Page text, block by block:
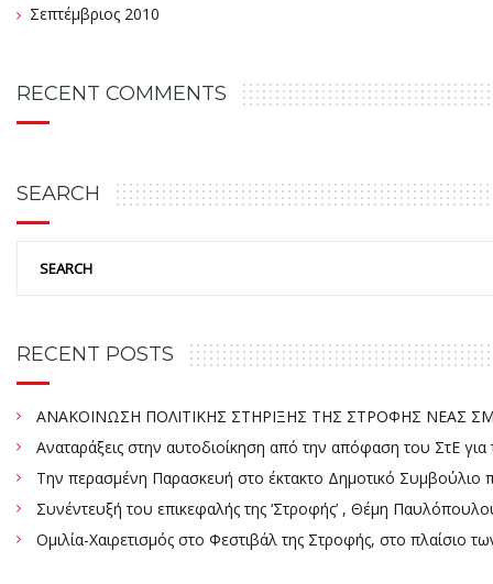
Σεπτέμβριος 2010
RECENT COMMENTS
SEARCH
RECENT POSTS
ΑΝΑΚΟΙΝΩΣΗ ΠΟΛΙΤΙΚΗΣ ΣΤΗΡΙΞΗΣ ΤΗΣ ΣΤΡΟΦΗΣ ΝΕΑΣ
Αναταράξεις στην αυτοδιοίκηση από την απόφαση του ΣτΕ
Την περασμένη Παρασκευή στο έκτακτο Δημοτικό Συμβούλιο
Συνέντευξή του επικεφαλής της ‘Στροφής’ , Θέμη
Ομιλία-Χαιρετισμός στο Φεστιβάλ της Στροφής, στο πλαίσιο